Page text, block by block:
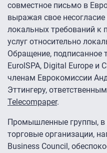
совместное письмо в
выражая свое
локальных требований
услуг относительно
Обращение, подписанное
EurolSPA, Digital Europe и
членам Еврокомиссии
Эттингеру,
Telecompaper.
Промышленные группы,
торговые организации,
Business Council,